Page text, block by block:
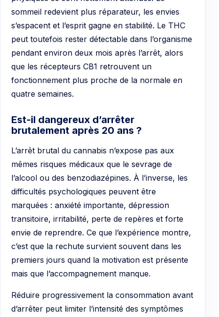
sommeil redevient plus réparateur, les envies
s’espacent et l’esprit gagne en stabilité. Le THC
peut toutefois rester détectable dans l’organisme
pendant environ deux mois après l’arrêt, alors
que les récepteurs CB1 retrouvent un
fonctionnement plus proche de la normale en
quatre semaines.
Est-il dangereux d’arrêter
brutalement après 20 ans ?
L’arrêt brutal du cannabis n’expose pas aux
mêmes risques médicaux que le sevrage de
l’alcool ou des benzodiazépines. À l’inverse, les
difficultés psychologiques peuvent être
marquées : anxiété importante, dépression
transitoire, irritabilité, perte de repères et forte
envie de reprendre. Ce que l’expérience montre,
c’est que la rechute survient souvent dans les
premiers jours quand la motivation est présente
mais que l’accompagnement manque.
Réduire progressivement la consommation avant
d’arrêter peut limiter l’intensité des symptômes